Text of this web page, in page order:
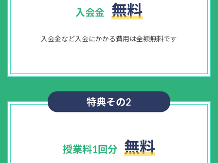
入会金 無料
入会金など入会にかかる費用は全額無料です
授業料1回分 無料
特典その2